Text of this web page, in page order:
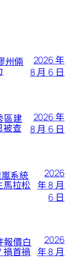
州倆
2026 年
8 月 6 日
區建
被查
2026 年
8 月 6 日
系統
拉松
2026
年 8 月
6 日
報價白
禍首禍
2026
年 8 月